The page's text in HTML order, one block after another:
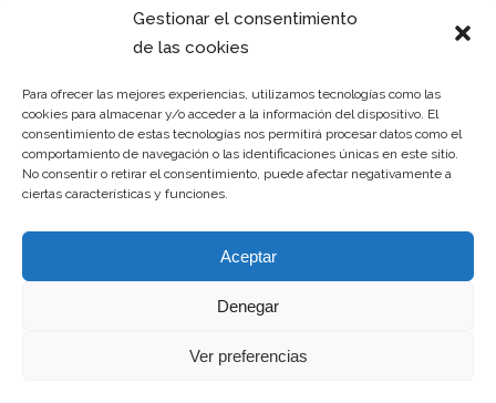
Gestionar el consentimiento
de las cookies
Para ofrecer las mejores experiencias, utilizamos tecnologías como las
cookies para almacenar y/o acceder a la información del dispositivo. El
consentimiento de estas tecnologías nos permitirá procesar datos como el
comportamiento de navegación o las identificaciones únicas en este sitio.
No consentir o retirar el consentimiento, puede afectar negativamente a
ciertas características y funciones.
Aceptar
Denegar
Ver preferencias